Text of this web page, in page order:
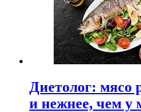
Диетолог: мясо
и нежнее, чем у